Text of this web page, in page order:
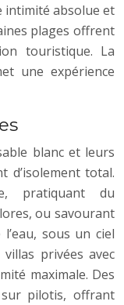
intimité absolue et
plages offrent
touristique. La
une expérience
blanc et leurs
d’isolement total.
pratiquant du
ou savourant
sous un ciel
privées avec
maximale. Des
pilotis, offrant